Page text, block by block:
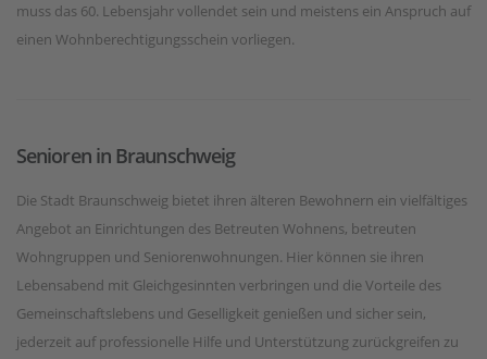
muss das 60. Lebensjahr vollendet sein und meistens ein Anspruch auf
einen Wohnberechtigungsschein vorliegen.
Senioren in Braunschweig
Die Stadt Braunschweig bietet ihren älteren Bewohnern ein vielfältiges
Angebot an Einrichtungen des Betreuten Wohnens, betreuten
Wohngruppen und Seniorenwohnungen. Hier können sie ihren
Lebensabend mit Gleichgesinnten verbringen und die Vorteile des
Gemeinschaftslebens und Geselligkeit genießen und sicher sein,
jederzeit auf professionelle Hilfe und Unterstützung zurückgreifen zu